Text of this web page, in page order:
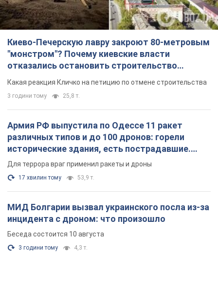
Киево-Печерскую лавру закроют 80-метровым
"монстром"? Почему киевские власти
отказались остановить строительство
небоскреба "московского верующего"
Какая реакция Кличко на петицию по отмене строительства
3 години тому 25,8 т.
Армия РФ выпустила по Одессе 11 ракет
различных типов и до 100 дронов: горели
исторические здания, есть пострадавшие.
Фото и видео
Для террора враг применил ракеты и дроны
17 хвилин тому 53,9 т.
МИД Болгарии вызвал украинского посла из-за
инцидента с дроном: что произошло
Беседа состоится 10 августа
3 години тому 4,3 т.